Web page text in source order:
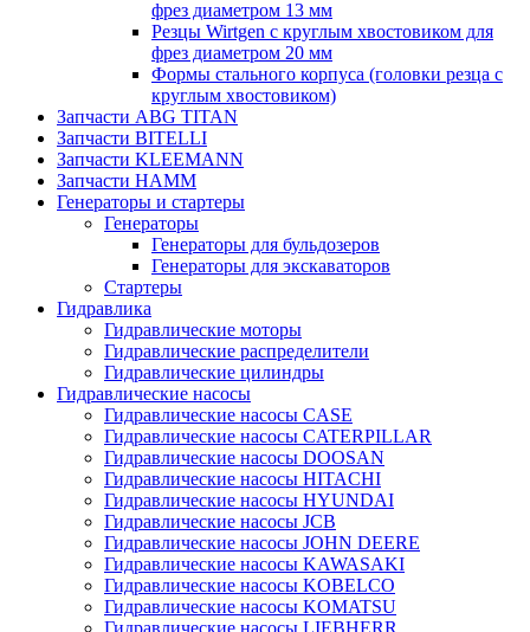
фрез диаметром 13 мм
Резцы Wirtgen с круглым хвостовиком для
фрез диаметром 20 мм
Формы стального корпуса (головки резца с
круглым хвостовиком)
Запчасти ABG TITAN
Запчасти BITELLI
Запчасти KLEEMANN
Запчасти HAMM
Генераторы и стартеры
Генераторы
Генераторы для бульдозеров
Генераторы для экскаваторов
Стартеры
Гидравлика
Гидравлические моторы
Гидравлические распределители
Гидравлические цилиндры
Гидравлические насосы
Гидравлические насосы CASE
Гидравлические насосы CATERPILLAR
Гидравлические насосы DOOSAN
Гидравлические насосы HITACHI
Гидравлические насосы HYUNDAI
Гидравлические насосы JCB
Гидравлические насосы JOHN DEERE
Гидравлические насосы KAWASAKI
Гидравлические насосы KOBELCO
Гидравлические насосы KOMATSU
Гидравлические насосы LIEBHERR